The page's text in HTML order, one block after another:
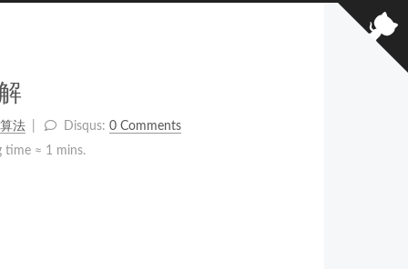
算法 Disqus:0 Comments
time ≈ 1 mins.